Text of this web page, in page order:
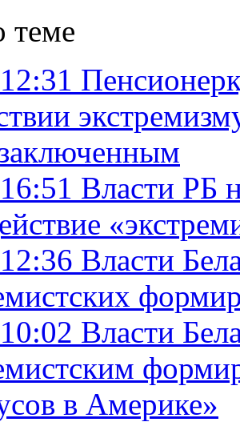
теме
Власти РБ
Власти
Власти
в Америке»